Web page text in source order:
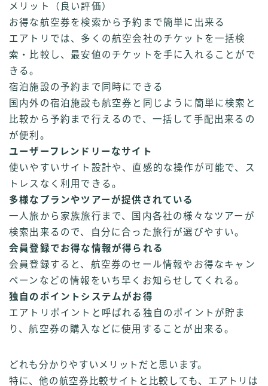
メリット（良い評価）
お得な航空券を検索から予約まで簡単に出来る
エアトリでは、多くの航空会社のチケットを一括検
索・比較し、最安値のチケットを手に入れることがで
きる。
宿泊施設の予約まで同時にできる
国内外の宿泊施設も航空券と同じように簡単に検索と
比較から予約まで行えるので、一括して手配出来るの
が便利。
ユーザーフレンドリーなサイト
使いやすいサイト設計や、直感的な操作が可能で、ス
トレスなく利用できる。
多様なプランやツアーが提供されている
一人旅から家族旅行まで、国内各社の様々なツアーが
検索出来るので、自分に合った旅行が選びやすい。
会員登録でお得な情報が得られる
会員登録すると、航空券のセール情報やお得なキャン
ペーンなどの情報をいち早くお知らせしてくれる。
独自のポイントシステムがお得
エアトリポイントと呼ばれる独自のポイントが貯ま
り、航空券の購入などに使用することが出来る。
どれも分かりやすいメリットだと思います。
特に、他の航空券比較サイトと比較しても、エアトリは